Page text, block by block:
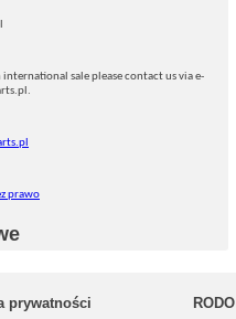
sale please contact us via e-
prawo
prywatności RODO